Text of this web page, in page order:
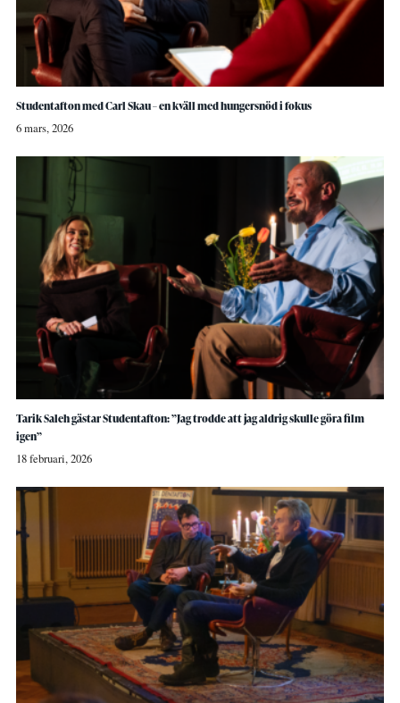
Studentafton med Carl Skau – en kväll med hungersnöd i fokus
6 mars, 2026
Tarik Saleh gästar Studentafton: ”Jag trodde att jag aldrig skulle göra film
igen”
18 februari, 2026